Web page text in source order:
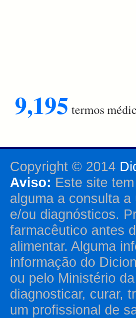
9,195 termos
Copyright © 2014
Aviso: Este site
alguma a consulta
e/ou diagnósticos.
farmacêutico antes
alimentar. Alguma
informação do
ou pelo Ministério
diagnosticar, curar,
um profissional de